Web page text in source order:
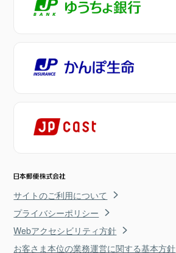
サイトのご利用について
プライバシーポリシー
Webアクセシビリティ方針
お客さま本位の業務運営に関する基本方針